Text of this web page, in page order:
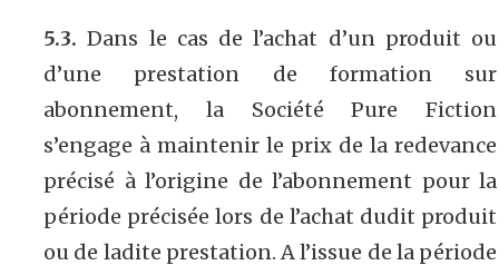
5.3. Dans le cas de l’achat d’un produit ou
d’une prestation de formation sur
abonnement, la Société Pure Fiction
s’engage à maintenir le prix de la redevance
précisé à l’origine de l’abonnement pour la
période précisée lors de l’achat dudit produit
ou de ladite prestation. A l’issue de la période